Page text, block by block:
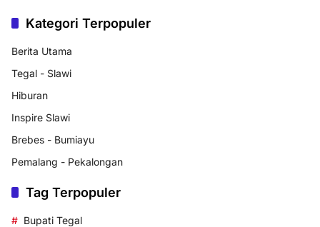
Kategori Terpopuler
Berita Utama
Tegal - Slawi
Hiburan
Inspire Slawi
Brebes - Bumiayu
Pemalang - Pekalongan
Tag Terpopuler
Bupati Tegal